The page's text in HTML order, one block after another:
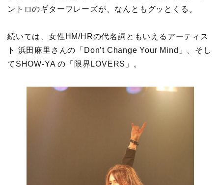
ントロのギターフレーズが、なんともグッとくる。
続いては、女性HM/HRの代名詞ともいえるアーティス
ト 浜田麻里さんの「Don’t Change Your Mind」、そし
てSHOW-YA の「限界LOVERS」。